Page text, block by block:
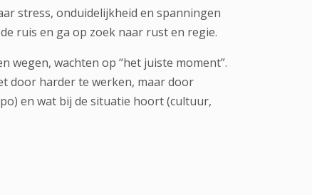
stress, onduidelijkheid en spanningen
ruis en ga op zoek naar rust en regie.
wegen, wachten op “het juiste moment”.
door harder te werken, maar door
en wat bij de situatie hoort (cultuur,